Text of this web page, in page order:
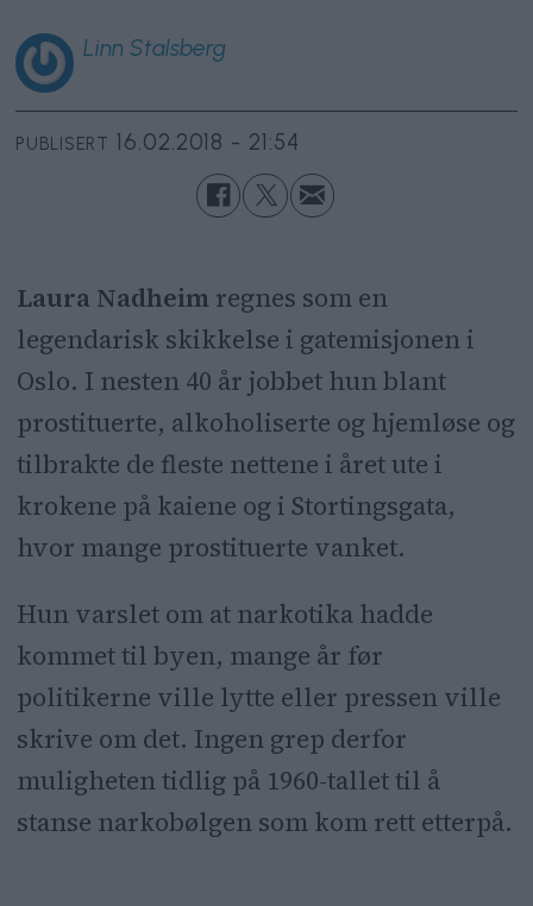
Linn Stalsberg
PUBLISERT 16.02.2018 - 21:54
Laura Nadheim regnes som en
legendarisk skikkelse i gatemisjonen i
Oslo. I nesten 40 år jobbet hun blant
prostituerte, alkoholiserte og hjemløse og
tilbrakte de fleste nettene i året ute i
krokene på kaiene og i Stortingsgata,
hvor mange prostituerte vanket.
Hun varslet om at narkotika hadde
kommet til byen, mange år før
politikerne ville lytte eller pressen ville
skrive om det. Ingen grep derfor
muligheten tidlig på 1960-tallet til å
stanse narkobølgen som kom rett etterpå.